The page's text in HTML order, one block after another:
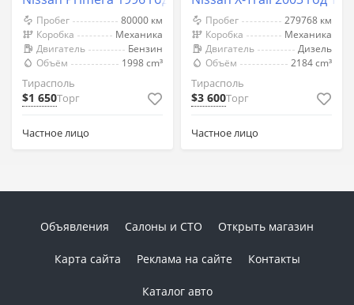
Пробег
80000 км
Коробка
Механика
Двигатель
Бензин
Объём
1998 cm³
Тирасполь
$1 650Торг
Частное лицо
Пробег
279768 км
Коробка
Механика
Двигатель
Дизель
Объём
2184 cm³
Тирасполь
$3 600Торг
Частное лицо
Объявления Салоны и СТО Открыть магазин
Карта сайта Реклама на сайте Контакты
Каталог авто